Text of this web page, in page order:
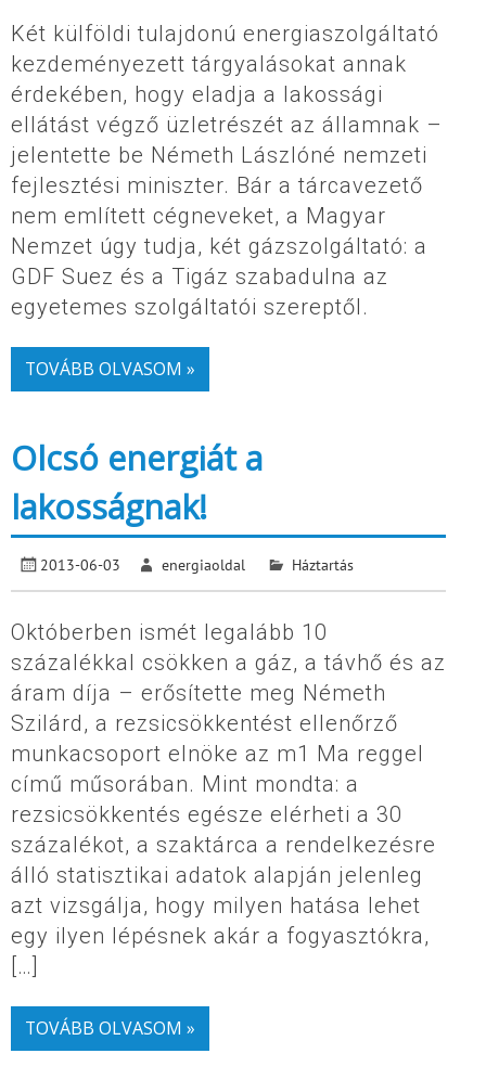
Két külföldi tulajdonú energiaszolgáltató
kezdeményezett tárgyalásokat annak
érdekében, hogy eladja a lakossági
ellátást végző üzletrészét az államnak –
jelentette be Németh Lászlóné nemzeti
fejlesztési miniszter. Bár a tárcavezető
nem említett cégneveket, a Magyar
Nemzet úgy tudja, két gázszolgáltató: a
GDF Suez és a Tigáz szabadulna az
egyetemes szolgáltatói szereptől.
TOVÁBB OLVASOM »
Olcsó energiát a
lakosságnak!
2013-06-03 energiaoldal Háztartás
Októberben ismét legalább 10
százalékkal csökken a gáz, a távhő és az
áram díja – erősítette meg Németh
Szilárd, a rezsicsökkentést ellenőrző
munkacsoport elnöke az m1 Ma reggel
című műsorában. Mint mondta: a
rezsicsökkentés egésze elérheti a 30
százalékot, a szaktárca a rendelkezésre
álló statisztikai adatok alapján jelenleg
azt vizsgálja, hogy milyen hatása lehet
egy ilyen lépésnek akár a fogyasztókra,
[…]
TOVÁBB OLVASOM »